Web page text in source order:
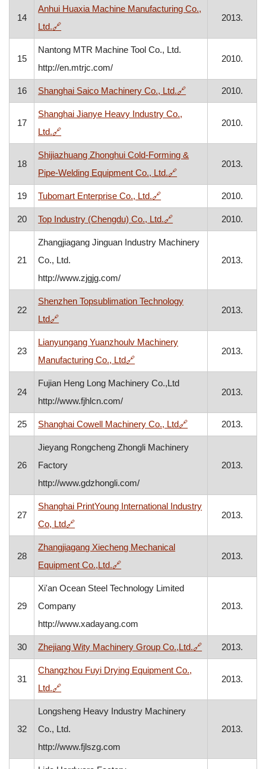
14
Anhui Huaxia Machine Manufacturing Co.,
Ltd.🔗, otvara se u novom prozoru
2013.
15
Nantong MTR Machine Tool Co., Ltd.
http://en.mtrjc.com/
2010.
16 Shanghai Saico Machinery Co., Ltd.🔗, otvara se u novom
2010.
17
Shanghai Jianye Heavy Industry Co.,
Ltd.🔗, otvara se u novom prozoru
2010.
18
Shijiazhuang Zhonghui Cold-Forming &
Pipe-Welding Equipment Co., Ltd.🔗, otvara se u novom
2013.
19 Tubomart Enterprise Co., Ltd.🔗, otvara se u novom
2010.
20 Top Industry (Chengdu) Co., Ltd.🔗, otvara se u novom
2010.
21
Zhangjiagang Jinguan Industry Machinery
Co., Ltd.
http://www.zjgjg.com/
2013.
22
Shenzhen Topsublimation Technology
Ltd🔗, otvara se u novom prozoru
2013.
23
Lianyungang Yuanzhoulv Machinery
Manufacturing Co., Ltd🔗, otvara se u novom prozoru
2013.
24
Fujian Heng Long Machinery Co.,Ltd
http://www.fjhlcn.com/
2013.
25 Shanghai Cowell Machinery Co., Ltd🔗, otvara se u
2013.
26
Jieyang Rongcheng Zhongli Machinery
Factory
http://www.gdzhongli.com/
2013.
27
Shanghai PrintYoung International Industry
Co, Ltd🔗, otvara se u novom prozoru
2013.
28
Zhangjiagang Xiecheng Mechanical
Equipment Co.,Ltd.🔗, otvara se u novom prozoru
2013.
29
Xi'an Ocean Steel Technology Limited
Company
http://www.xadayang.com
2013.
30 Zhejiang Wity Machinery Group Co.,Ltd.🔗, otvara se u
2013.
31
Changzhou Fuyi Drying Equipment Co.,
Ltd.🔗, otvara se u novom prozoru
2013.
32
Longsheng Heavy Industry Machinery
Co., Ltd.
http://www.fjlszg.com
2013.